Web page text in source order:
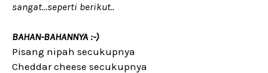
sangat...seperti berikut..
BAHAN-BAHANNYA :-)
Pisang nipah secukupnya
Cheddar cheese secukupnya